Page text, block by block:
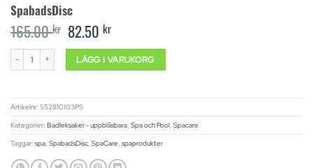
SpabadsDisc
165.00kr Original
price
was:
165.00 kr.
82.50krCurrent
is:
82.50 kr.
LÄGG I VARUKORG
Artikelnr: 552810103PS
Kategorier: Badleksaker - uppblåsbara, Spa och Pool, Spacare
Taggar: spa, SpabadsDisc, SpaCare, spaprodukter